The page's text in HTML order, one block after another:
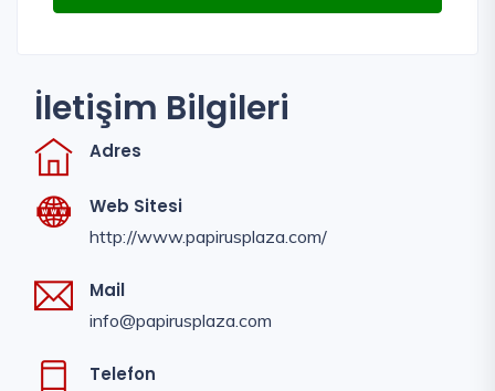
İletişim Bilgileri
Adres
Web Sitesi
http://www.papirusplaza.com/
Mail
info@papirusplaza.com
Telefon